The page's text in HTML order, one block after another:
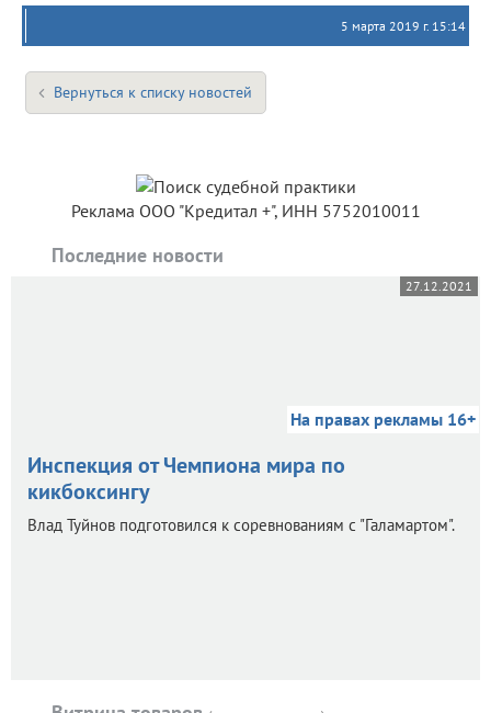
5 марта 2019 г. 15:14
Вернуться к списку новостей
Реклама ООО "Кредитал +", ИНН 5752010011
Последние новости
27.12.2021
На правах рекламы 16+
Инспекция от Чемпиона мира по
кикбоксингу
Влад Туйнов подготовился к соревнованиям с "Галамартом".